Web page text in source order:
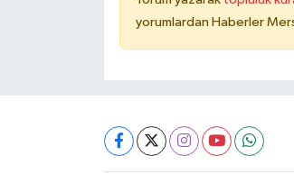
yorumlardan Haberler